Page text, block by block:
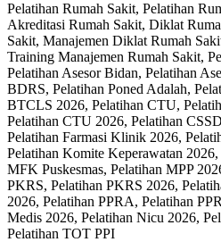
Pelatihan Rumah Sakit, Pelatihan
Akreditasi Rumah Sakit, Diklat
Sakit, Manajemen Diklat Rumah
Training Manajemen Rumah Sakit,
Pelatihan Asesor Bidan, Pelatihan
BDRS, Pelatihan Poned Adalah,
BTCLS 2026, Pelatihan CTU,
Pelatihan CTU 2026, Pelatihan
Pelatihan Farmasi Klinik 2026,
Pelatihan Komite Keperawatan
MFK Puskesmas, Pelatihan MPP
PKRS, Pelatihan PKRS 2026,
2026, Pelatihan PPRA, Pelatihan
Medis 2026, Pelatihan Nicu 2026,
Pelatihan TOT PPI